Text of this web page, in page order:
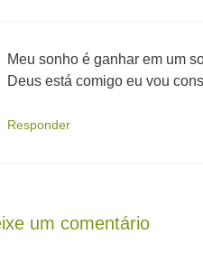
Meu sonho é ganhar em um
Deus está comigo eu vou
Responder
um comentário